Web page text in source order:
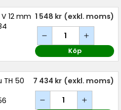
12 mm 1 548 kr (exkl. moms)
Köp
TH 50
7 434 kr (exkl. moms)